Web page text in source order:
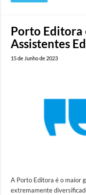
Porto Editora
Assistentes
15 de Junho de 2023
A Porto Editora é o maior
extremamente